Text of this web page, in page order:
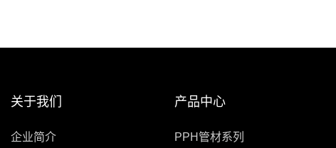
关于我们
企业简介
产品中心
PPH管材系列